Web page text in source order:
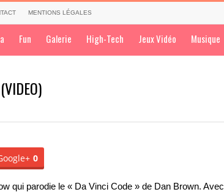
MENTIONS LÉGALES
Fun Galerie High-Tech Jeux Vidéo Musique
0
qui parodie le « Da Vinci Code » de Dan Brown. Avec